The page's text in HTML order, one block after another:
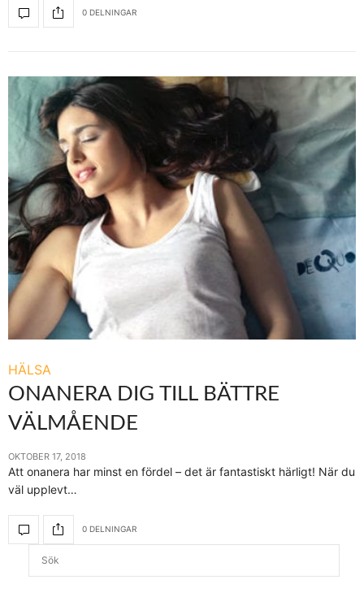
0 DELNINGAR
HÄLSA
ONANERA DIG TILL BÄTTRE
VÄLMÅENDE
OKTOBER 17, 2018
Att onanera har minst en fördel – det är fantastiskt härligt! När du
väl upplevt…
0 DELNINGAR